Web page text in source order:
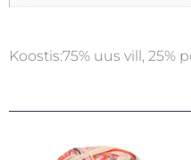
Koostis:75% uus vill, 25%